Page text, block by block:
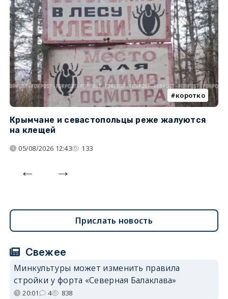
коротко
Крымчане и севастопольцы реже жалуются
на клещей
05/08/2026 12:43 133
Прислать новость
Свежее
Минкультуры может изменить правила
стройки у форта «Северная Балаклава»
20:01 4 838